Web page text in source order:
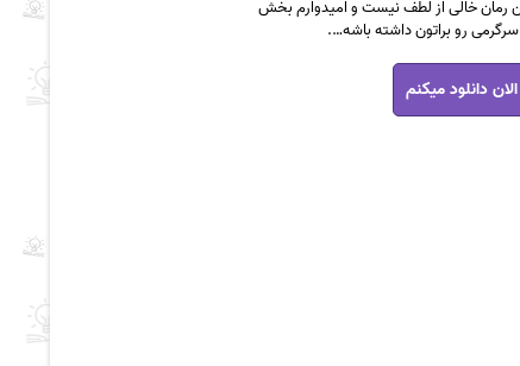
رمان خالی از لطف نیست و امیدوارم بخش
رو براتون داشته باشه….
دانلود میکنم